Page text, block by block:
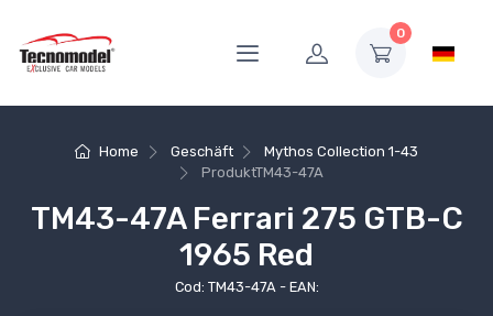
0
Home Geschäft
Mythos Collection 1-43
ProduktTM43-47A
TM43-47A Ferrari 275 GTB-C
1965 Red
Cod: TM43-47A - EAN: